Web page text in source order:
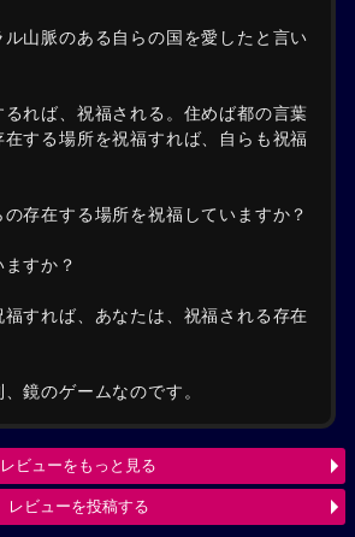
ル山脈のある自らの国を愛したと言い
れば、祝福される。住めば都の言葉
する場所を祝福すれば、自らも祝福
存在する場所を祝福していますか？
すか？
すれば、あなたは、祝福される存在
鏡のゲームなのです。
レビューをもっと見る
レビューを投稿する